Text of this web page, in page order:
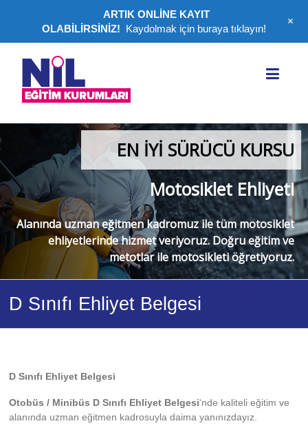
Nil
Eğitim
Lüleburgaz
Ehliyet
Belgesi,
SRC
Belgesi
bölgesinde
A
Kamyon,
TIR,
D
EN İYİ SÜRÜCÜ KURSU
Motosiklet Ehliyeti
Alanında uzman eğitmen kadromuz ile tüm motosiklet
ehliyetlerinde hizmet veriyoruz. Doğru eğitim ve
metotlar ile motosikleti öğretiyoruz.
D Sınıfı Ehliyet Belgesi
D Sınıfı Ehliyet Belgesi
Otobüs / Minibüs D Sınıfı Ehliyet Belgesi‘nde kaliteli eğitim ve
alanında uzman eğitmen kadrosuyla daima yanınızdayız.
ARTIK ONLİNE KAYIT
OLABİLİRSİNİZ! Kaydolmak için buraya tıklayın! +